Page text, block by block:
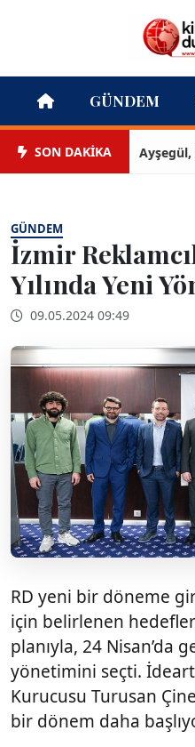
GÜNDEM
SON DAKİKAAyşegül,
GÜNDEM
İzmir
Yılında Yeni
09.05.2024 09:49
RD yeni bir döneme
için belirlenen
planıyla, 24 Nisan’da
yönetimini seçti. İdeart
Kurucusu Turusan
bir dönem daha